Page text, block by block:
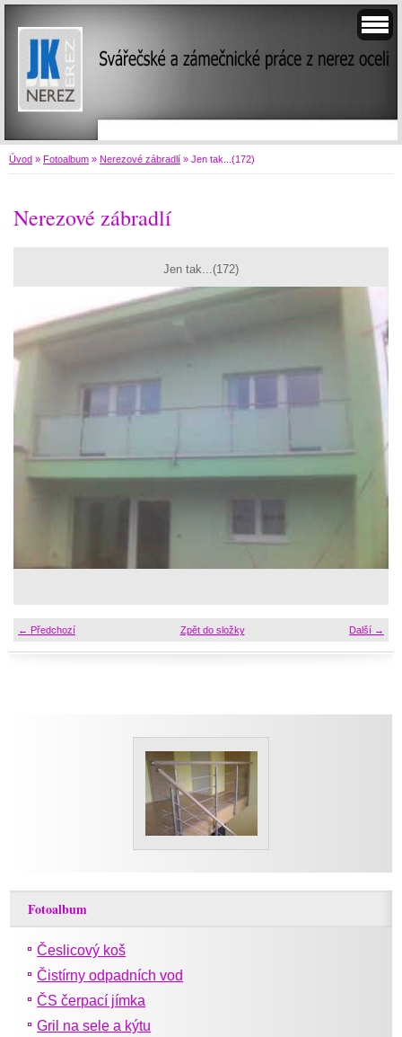
Úvod » Fotoalbum » Nerezové zábradlí » Jen tak...(172)
Nerezové zábradlí
Jen tak...(172)
← Předchozí Další →
Zpět do složky
Fotoalbum
Česlicový koš
Čistírny odpadních vod
ČS čerpací jímka
Gril na sele a kýtu